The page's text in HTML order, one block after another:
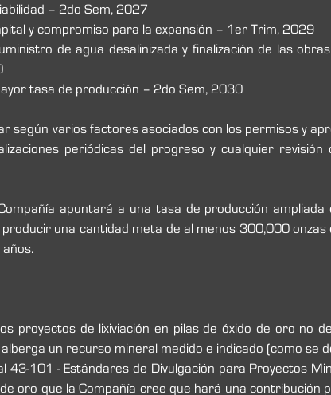
– 2do Sem, 2027
y compromiso para la expansión – 1er Trim, 2029
de agua desalinizada y finalización de las
tasa de producción – 2do Sem, 2030
según varios factores asociados con los permisos y
periódicas del progreso y cualquier revisión
apuntará a una tasa de producción
una cantidad meta de al menos 300,000 onzas
proyectos de lixiviación en pilas de óxido de oro no
un recurso mineral medido e indicado (como se
43-101 - Estándares de Divulgación para Proyectos
oro que la Compañía cree que hará una contribución